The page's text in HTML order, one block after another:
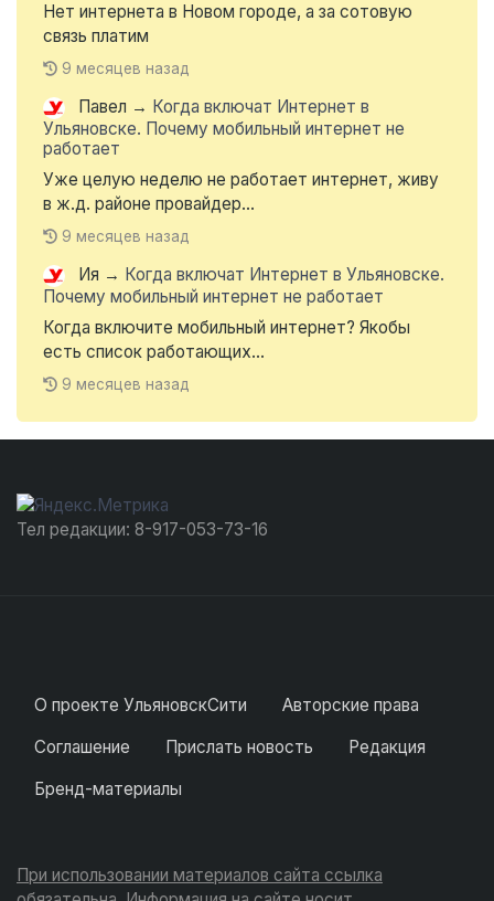
Нет интернета в Новом городе, а за сотовую
связь платим
9 месяцев назад
Павел → Когда включат Интернет в
Ульяновске. Почему мобильный интернет не
работает
Уже целую неделю не работает интернет, живу
в ж.д. районе провайдер...
9 месяцев назад
Ия → Когда включат Интернет в Ульяновске.
Почему мобильный интернет не работает
Когда включите мобильный интернет? Якобы
есть список работающих...
9 месяцев назад
Тел редакции: 8-917-053-73-16
О проекте УльяновскСити
Авторские права
Соглашение
Прислать новость
Редакция
Бренд-материалы
При использовании материалов сайта ссылка